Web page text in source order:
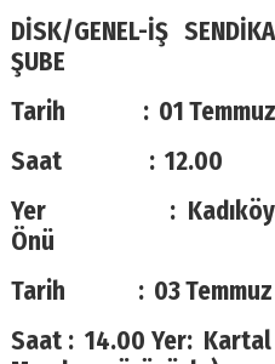
DİSK/GENEL-İŞ
ŞUBE
Tarih : 01 Temmuz
Saat : 12.00
Yer : Kadıköy
Önü
Tarih : 03 Temmuz
Saat : 14.00 Yer: Kartal